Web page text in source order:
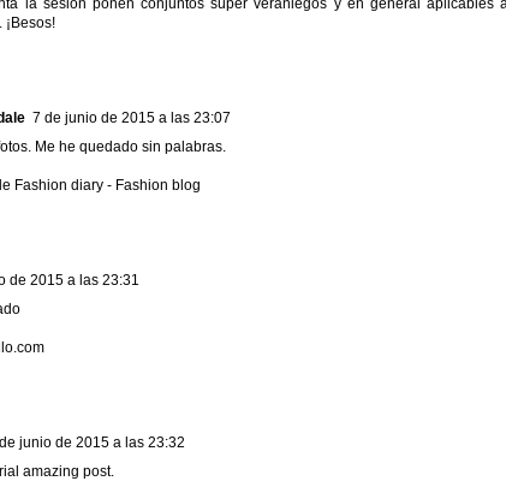
7 de junio de 2015 a las 23:07
Me he quedado sin palabras.
Fashion diary - Fashion blog
de 2015 a las 23:31
junio de 2015 a las 23:32
amazing post.